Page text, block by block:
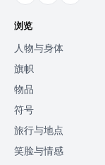
浏览
人物与身体
旗帜
物品
符号
旅行与地点
笑脸与情感